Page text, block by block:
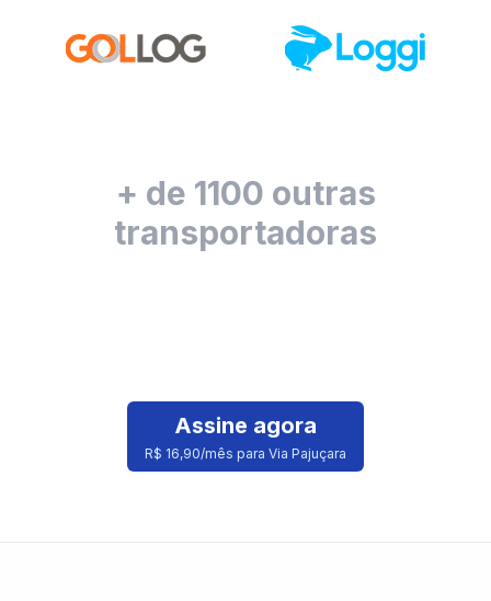
+ de 1100 outras
transportadoras
Assine agora
R$ 16,90/mês para Via Pajuçara